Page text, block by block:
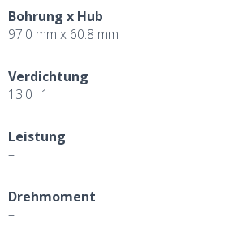
Bohrung x Hub
97.0 mm x 60.8 mm
Verdichtung
13.0 : 1
Leistung
–
Drehmoment
–